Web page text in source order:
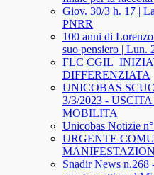
Giov. 30/3 h. 17 |
PNRR
100 anni di
suo pensiero | Lun.
FLC
DIFFERENZIATA
UNICOBAS
3/3/2023 -
MOBILITA
Unicobas Notizie
URGENTE
Snadir News n.268